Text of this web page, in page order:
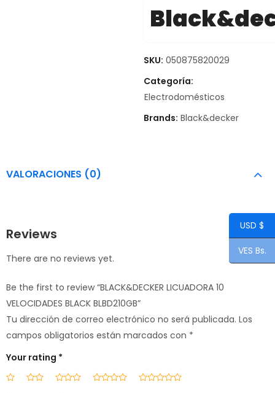
SKU: 050875820029
Categoría:
Electrodomésticos
Brands: Black&decker
VALORACIONES (0)
Reviews
There are no reviews yet.
Be the first to review “BLACK&DECKER LICUADORA 10
VELOCIDADES BLACK BLBD210GB”
Tu dirección de correo electrónico no será publicada. Los
campos obligatorios están marcados con *
Your rating *
USD $
VES Bs.